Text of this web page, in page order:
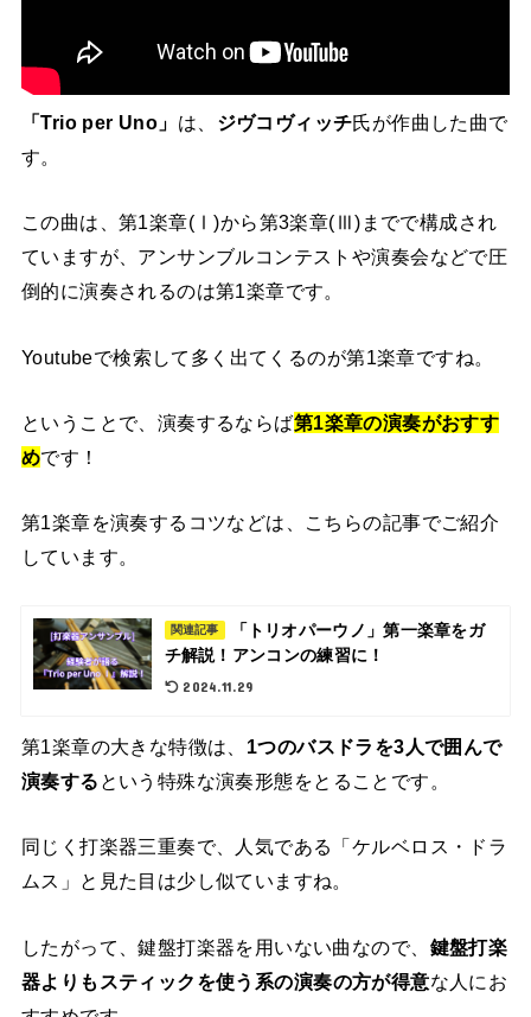
「Trio per Uno」 は、 ジヴコヴィッチ氏が作曲した曲で
す。
この曲は、第1楽章(Ⅰ)から第3楽章(Ⅲ)までで構成され
ていますが、アンサンブルコンテストや演奏会などで圧
倒的に演奏されるのは第1楽章です。
Youtubeで検索して多く出てくるのが第1楽章ですね。
ということで、演奏するならば第1楽章の演奏がおすす
めです！
第1楽章を演奏するコツなどは、こちらの記事でご紹介
しています。
関連記事
「トリオパーウノ」第一楽章をガ
チ解説！アンコンの練習に！
2024.11.29
第1楽章の大きな特徴は、 1つのバスドラを3人で囲んで
演奏する という特殊な演奏形態をとることです。
同じく打楽器三重奏で、人気である「ケルベロス・ドラ
ムス」と見た目は少し似ていますね。
したがって、鍵盤打楽器を用いない曲なので、 鍵盤打楽
器よりも スティックを使う系の演奏の方が得意な人にお